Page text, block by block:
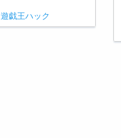
遊戯王ハック